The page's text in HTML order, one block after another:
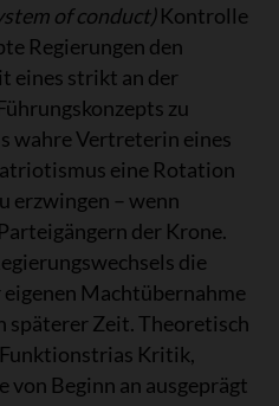
of conduct)Kontrolle
Regierungen den
eines strikt an der
zu
wahre Vertreterin eines
eine Rotation
erzwingen – wenn
der Krone.
die
Machtübernahme
späterer Zeit. Theoretisch
Kritik,
Beginn an ausgeprägt